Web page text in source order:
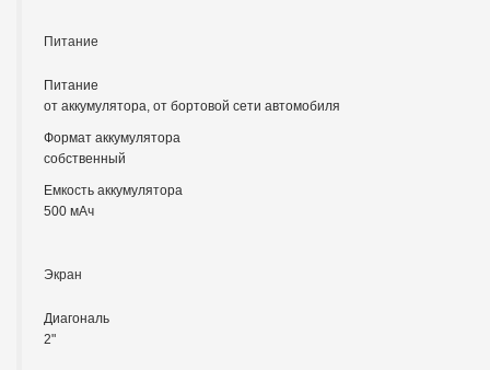
Питание
Питание
от аккумулятора, от бортовой сети автомобиля
Формат аккумулятора
собственный
Емкость аккумулятора
500 мАч
Экран
Диагональ
2"